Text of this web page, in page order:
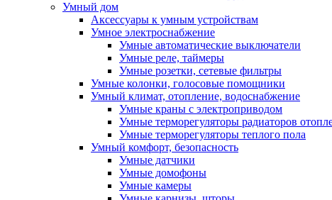
Умный дом
Аксессуары к умным устройствам
Умное электроснабжение
Умные автоматические выключатели
Умные реле, таймеры
Умные розетки, сетевые фильтры
Умные колонки, голосовые помощники
Умный климат, отопление, водоснабжение
Умные краны с электроприводом
Умные терморегуляторы радиаторов
Умные терморегуляторы теплого пола
Умный комфорт, безопасность
Умные датчики
Умные домофоны
Умные камеры